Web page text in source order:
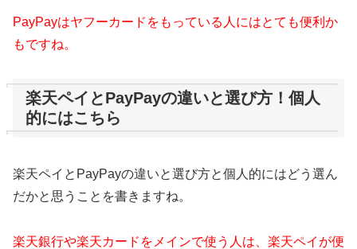
PayPayはヤフーカードをもっている人にはとても便利か
もですね。
楽天ペイとPayPayの違いと選び方！個人
的にはこちら
楽天ペイとPayPayの違いと選び方と個人的にはどう選ん
だかと思うことを書きますね。
楽天銀行や楽天カードをメインで使う人は、楽天ペイが便